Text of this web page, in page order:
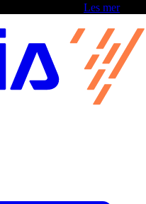
Les mer